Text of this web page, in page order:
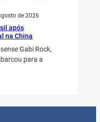
de 2026
após
na China
Gabi Rock,
para a